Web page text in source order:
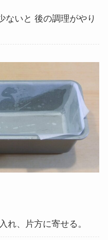
ないと 後の調理がやり
れ、片方に寄せる。